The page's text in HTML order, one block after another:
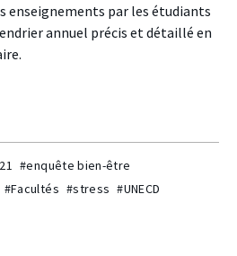
enseignements par les étudiants
annuel précis et détaillé en
#enquête bien-être
#Facultés #stress #UNECD